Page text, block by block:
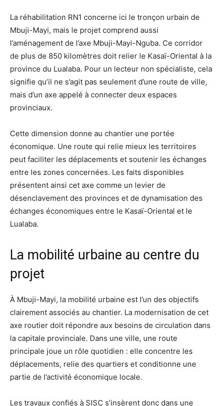
La réhabilitation RN1 concerne ici le tronçon urbain de
Mbuji-Mayi, mais le projet comprend aussi
l’aménagement de l’axe Mbuji-Mayi-Nguba. Ce corridor
de plus de 850 kilomètres doit relier le Kasaï-Oriental à la
province du Lualaba. Pour un lecteur non spécialiste, cela
signifie qu’il ne s’agit pas seulement d’une route de ville,
mais d’un axe appelé à connecter deux espaces
provinciaux.
Cette dimension donne au chantier une portée
économique. Une route qui relie mieux les territoires
peut faciliter les déplacements et soutenir les échanges
entre les zones concernées. Les faits disponibles
présentent ainsi cet axe comme un levier de
désenclavement des provinces et de dynamisation des
échanges économiques entre le Kasaï-Oriental et le
Lualaba.
La mobilité urbaine au centre du
projet
À Mbuji-Mayi, la mobilité urbaine est l’un des objectifs
clairement associés au chantier. La modernisation de cet
axe routier doit répondre aux besoins de circulation dans
la capitale provinciale. Dans une ville, une route
principale joue un rôle quotidien : elle concentre les
déplacements, relie des quartiers et conditionne une
partie de l’activité économique locale.
Les travaux confiés à SISC s’insèrent donc dans une